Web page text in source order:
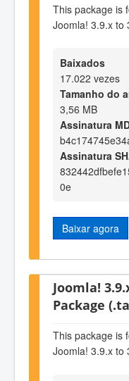
This package is
Joomla! 3.9.x to
Baixados
17.022 vezes
Tamanho do
3,56 MB
Assinatura
Assinatura
0e
Baixar agora
Joomla!
Package
This package is
Joomla! 3.9.x to